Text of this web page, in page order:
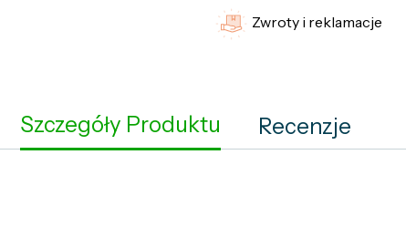
Zwroty i reklamacje
Szczegóły Produktu Recenzje